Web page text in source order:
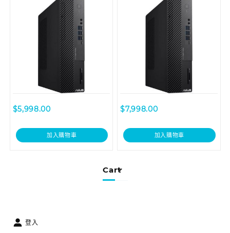
Cart
$5,998.00
加入購物車
$7,998.00
加入購物車
登入